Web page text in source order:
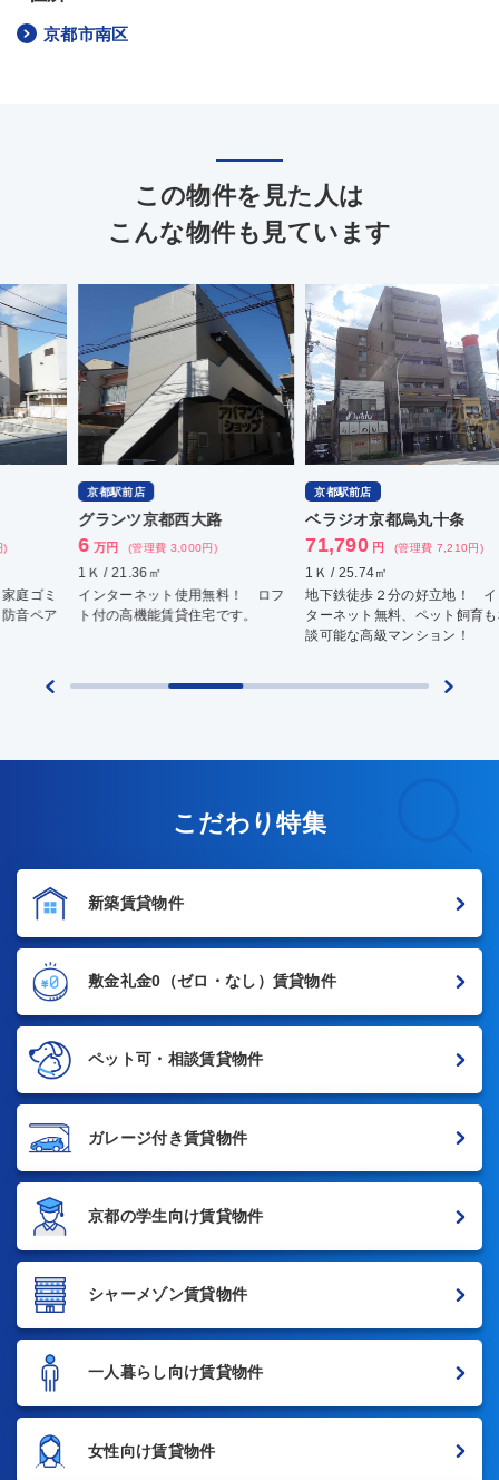
京都市南区
この物件を見た人は
こんな物件も見ています
グランツ京都西大路
(管理費 3,000円)
1Ｋ / 21.36㎡
インターネット使用無料！ ロフ
ト付の高機能賃貸住宅です。
ベラジオ京都烏丸十条
71,790 円 (管理費 7,210円)
1Ｋ / 25.74㎡
地下鉄徒歩２分の好立地！ イン
ターネット無料、ペット飼育も相
談可能な高級マンション！
地
タ
こだわり特集
新築賃貸物件
敷金礼金0 （ゼロ・なし）賃貸物件
ペット可・相談賃貸物件
ガレージ付き賃貸物件
京都の学生向け賃貸物件
シャーメゾン賃貸物件
一人暮らし向け賃貸物件
女性向け賃貸物件